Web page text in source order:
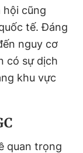
cũng
tế. Đáng
nguy cơ
có sự dịch
khu vực
quan trọng